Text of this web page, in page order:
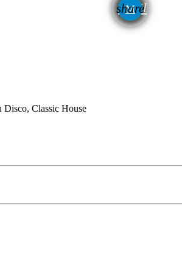
share
email
Disco, Classic House